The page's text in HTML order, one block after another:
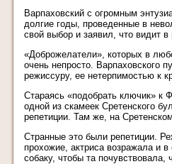
Варпаховский с огромным
долгие годы, проведенные в
свой выбор и заявил, что видит
«Доброжелатели», которых в
очень непросто. Варпаховского
режиссуру, ее нетерпимостью к
Стараясь «подобрать ключик» к
одной из скамеек Сретенского
репетиции. Там же, на
Странные это были репетиции.
прохожие, актриса возражала и
собаку, чтобы та почувствовала,